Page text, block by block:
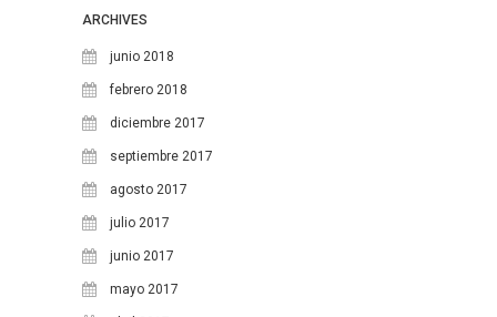
3 4 5
10
17 18
24 25
31
ARCHIVES
junio 2018
febrero 2018
diciembre 2017
septiembre 2017
agosto 2017
julio 2017
junio 2017
mayo 2017